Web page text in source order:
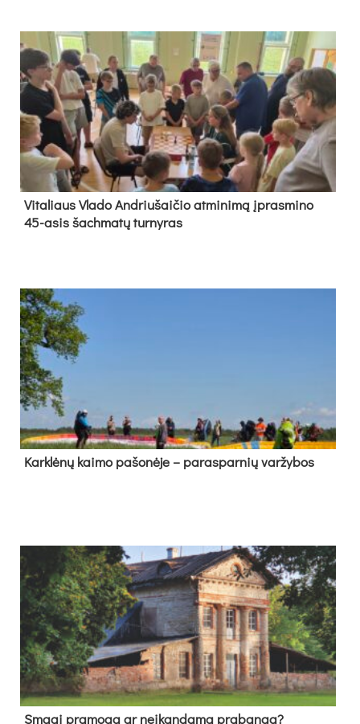
Vi­ta­liaus Vla­do And­riu­šai­čio at­mi­ni­mą įpras­mi­no
45-asis šach­ma­tų tur­ny­ras
Kark­lė­nų kai­mo pa­šo­nė­je – pa­ras­par­nių var­žy­bos
Sma­gi pra­mo­ga ar neį­kan­da­ma pra­ban­ga?